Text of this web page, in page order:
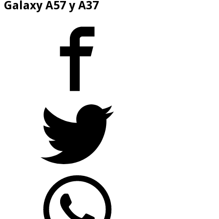
Galaxy A57 y A37